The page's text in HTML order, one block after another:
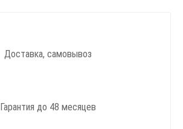
Доставка, самовывоз
Гарантия до 48 месяцев